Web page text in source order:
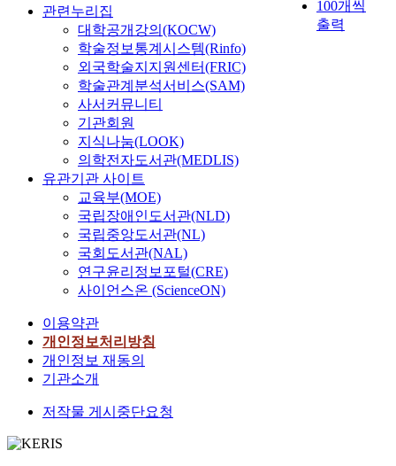
100개씩
출력
관련누리집
대학공개강의(KOCW)
학술정보통계시스템(Rinfo)
외국학술지지원센터(FRIC)
학술관계분석서비스(SAM)
사서커뮤니티
기관회원
지식나눔(LOOK)
의학전자도서관(MEDLIS)
유관기관 사이트
교육부(MOE)
국립장애인도서관(NLD)
국립중앙도서관(NL)
국회도서관(NAL)
연구윤리정보포털(CRE)
사이언스온 (ScienceON)
이용약관
개인정보처리방침
개인정보 재동의
기관소개
저작물 게시중단요청